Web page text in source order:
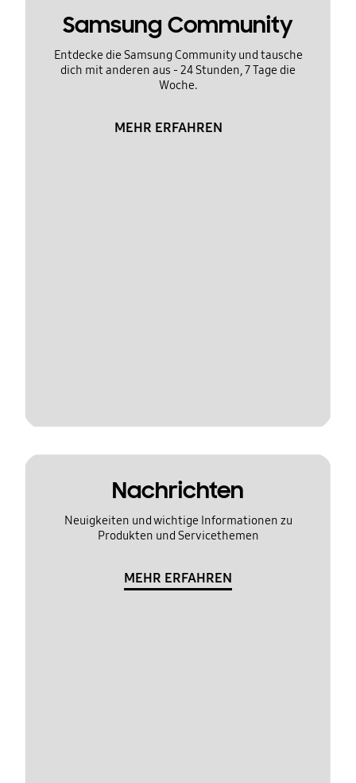
Samsung Community
Entdecke die Samsung Community und tausche
dich mit anderen aus - 24 Stunden, 7 Tage die
Woche.
MEHR ERFAHREN
Nachrichten
Neuigkeiten und wichtige Informationen zu
Produkten und Servicethemen
MEHR ERFAHREN